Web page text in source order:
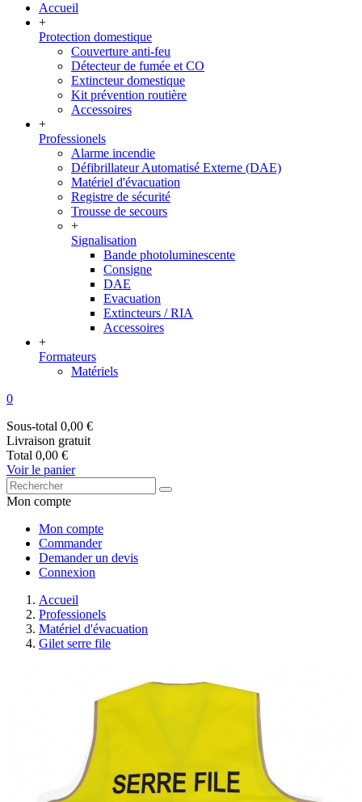
Accueil
+
Protection domestique
Couverture anti-feu
Détecteur de fumée et CO
Extincteur domestique
Kit prévention routière
Accessoires
+
Professionels
Alarme incendie
Défibrillateur Automatisé Externe (DAE)
Matériel d'évacuation
Registre de sécurité
Trousse de secours
+
Signalisation
Bande photoluminescente
Consigne
DAE
Evacuation
Extincteurs / RIA
Accessoires
+
Formateurs
Matériels
0
Sous-total 0,00 €
Livraison gratuit
Total 0,00 €
Voir le panier
Mon compte
Mon compte
Commander
Demander un devis
Connexion
Accueil
Professionels
Matériel d'évacuation
Gilet serre file